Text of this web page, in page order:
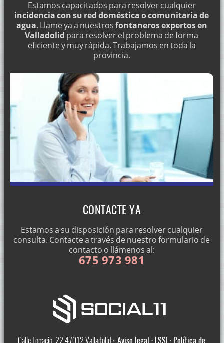
Estamos capacitados para resolver cualquier
incidencia con su red doméstica o comunitaria de
agua. Llame ya a nuestrosfontaneros expertos en
Valladolid para resolver el problema de forma
eficiente y muy rápida. Trabajamos en toda la
provincia.
CONTACTE YA
Estamos a su disposición para resolver cualquier
consulta. Contacte a través de nuestro formulario de
contacto o llámenos al:
675 973 981